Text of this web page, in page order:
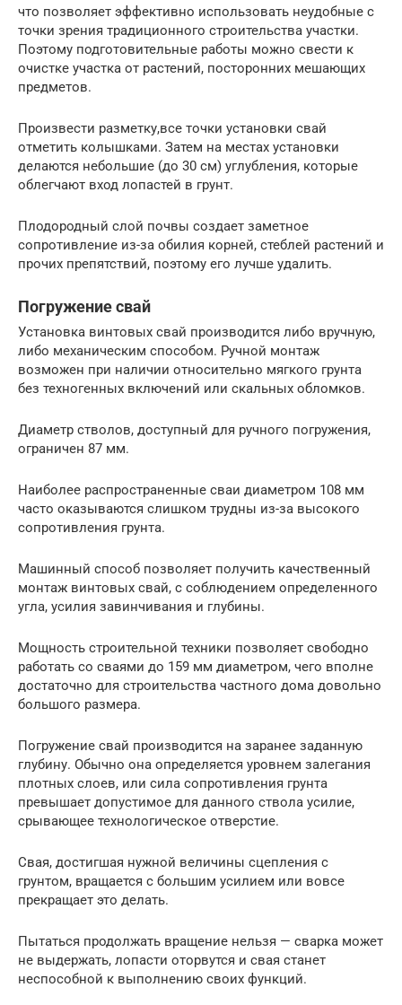
что позволяет эффективно использовать неудобные с
точки зрения традиционного строительства участки.
Поэтому подготовительные работы можно свести к
очистке участка от растений, посторонних мешающих
предметов.
Произвести разметку,все точки установки свай
отметить колышками. Затем на местах установки
делаются небольшие (до 30 см) углубления, которые
облегчают вход лопастей в грунт.
Плодородный слой почвы создает заметное
сопротивление из-за обилия корней, стеблей растений и
прочих препятствий, поэтому его лучше удалить.
Погружение свай
Установка винтовых свай производится либо вручную,
либо механическим способом. Ручной монтаж
возможен при наличии относительно мягкого грунта
без техногенных включений или скальных обломков.
Диаметр стволов, доступный для ручного погружения,
ограничен 87 мм.
Наиболее распространенные сваи диаметром 108 мм
часто оказываются слишком трудны из-за высокого
сопротивления грунта.
Машинный способ позволяет получить качественный
монтаж винтовых свай, с соблюдением определенного
угла, усилия завинчивания и глубины.
Мощность строительной техники позволяет свободно
работать со сваями до 159 мм диаметром, чего вполне
достаточно для строительства частного дома довольно
большого размера.
Погружение свай производится на заранее заданную
глубину. Обычно она определяется уровнем залегания
плотных слоев, или сила сопротивления грунта
превышает допустимое для данного ствола усилие,
срывающее технологическое отверстие.
Свая, достигшая нужной величины сцепления с
грунтом, вращается с большим усилием или вовсе
прекращает это делать.
Пытаться продолжать вращение нельзя — сварка может
не выдержать, лопасти оторвутся и свая станет
неспособной к выполнению своих функций.